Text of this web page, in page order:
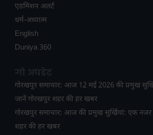
ए​डमिशन अलर्ट
धर्म-अध्यात्म
English
Duniya 360
गोरखपुर समाचार: आज 12 मई 2026 की प्रमुख
जानें गोरखपुर शहर की हर खबर
गोरखपुर समाचार: आज की प्रमुख सुर्खियां: एक
शहर की हर खबर